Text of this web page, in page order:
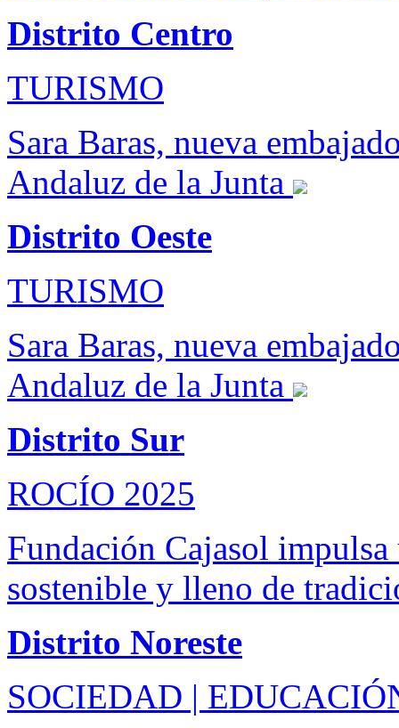
Distrito Centro
TURISMO
Sara Baras, nueva
Andaluz de la Junta
Distrito Oeste
TURISMO
Sara Baras, nueva
Andaluz de la Junta
Distrito Sur
ROCÍO 2025
Fundación Cajasol
sostenible y lleno de
Distrito Noreste
SOCIEDAD |